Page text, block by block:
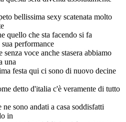
bellissima sexy scatenata molto
quello che sta facendo si fa
performance
voce anche stasera abbiamo
una
festa qui ci sono di nuovo decine
detto d'italia c'è veramente di tutto
sono andati a casa soddisfatti
in